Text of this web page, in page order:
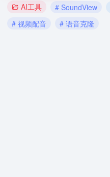
AI工具 # SoundView
# 视频配音
# 语音克隆